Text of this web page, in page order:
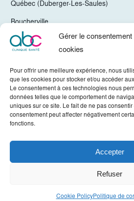
Gérer le consentement
cookies
Pour offrir une meilleure expérience, nous
que les cookies pour stocker et/ou accéder
Le consentement à ces technologies nous
données telles que le comportement de
uniques sur ce site. Le fait de ne pas consentir
consentement peut affecter négativement
fonctions.
Accepter
Refuser
Cookie PolicyPolitique de
Québec (Duberger-Les-Saules)
Boucherville
Trois-Rivières
Valleyfield
Mirabel
Vaudreuil-Dorion
Tous droits réservés © ABC Clinique 2022. -